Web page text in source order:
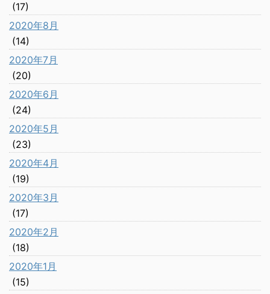
(17)
2020年8月
(14)
2020年7月
(20)
2020年6月
(24)
2020年5月
(23)
2020年4月
(19)
2020年3月
(17)
2020年2月
(18)
2020年1月
(15)